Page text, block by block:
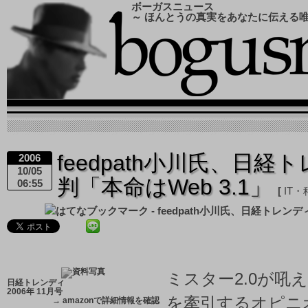
ボーガスニュース
～ ほんとうの真実をあなたに伝える
2006
10/05
06:55
feedpath小川氏、日経ト
判「本命はWeb 3.1」
IT・
日経トレンディ
2006年 11月号
→ amazonで詳細情報を確認
ミスター2.0が吼
を牽引するオピ